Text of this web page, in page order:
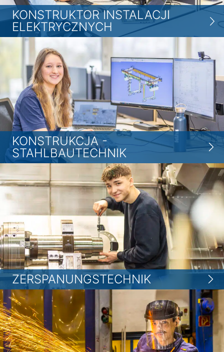
KONSTRUKTOR INSTALACJI
ELEKTRYCZNYCH
KONSTRUKCJA -
STAHLBAUTECHNIK
ZERSPANUNGSTECHNIK